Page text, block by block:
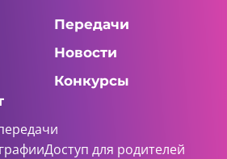
Передачи
Новости
Конкурсы
Доступ для родителей